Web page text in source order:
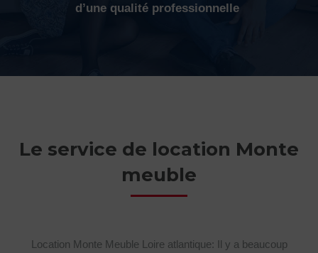
d’une qualité professionnelle
Le service de location Monte
meuble
Location Monte Meuble Loire atlantique: Il y a beaucoup